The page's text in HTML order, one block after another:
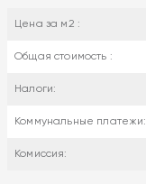
Цена за м2 :
Общая стоимость :
Налоги:
Коммунальные платежи:
Комиссия: